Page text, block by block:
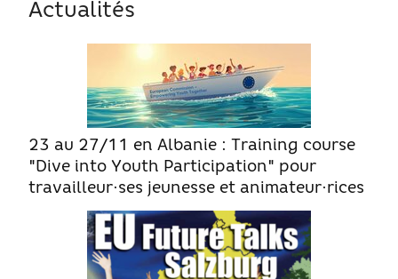
Mineur·es
Année de césure
Organiser la recherche d’un logement
Chercher un logement
Qui peut m’informer et m’accompagner ?
S’installer et vivre dans mon logement
Annonces logement
Actualités
23 au 27/11 en Albanie : Training course
"Dive into Youth Participation" pour
travailleur·ses jeunesse et animateur·rices